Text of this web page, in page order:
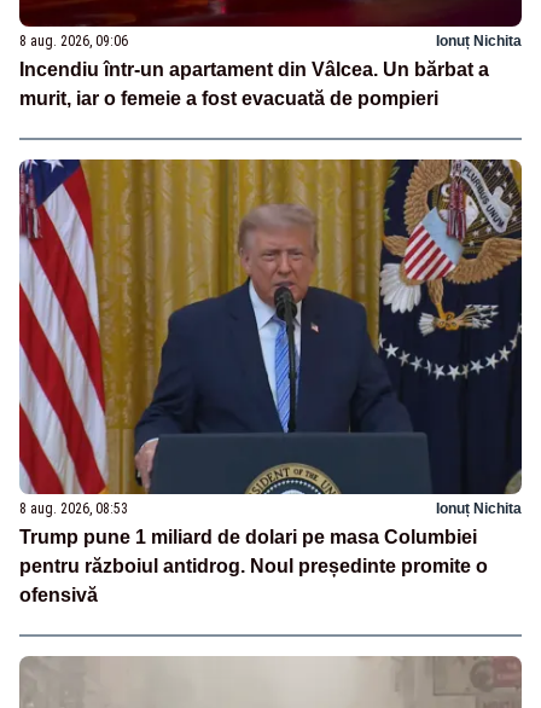
8 aug. 2026, 09:06 Ionuț Nichita
Incendiu într-un apartament din Vâlcea. Un bărbat a
murit, iar o femeie a fost evacuată de pompieri
8 aug. 2026, 08:53 Ionuț Nichita
Trump pune 1 miliard de dolari pe masa Columbiei
pentru războiul antidrog. Noul președinte promite o
ofensivă